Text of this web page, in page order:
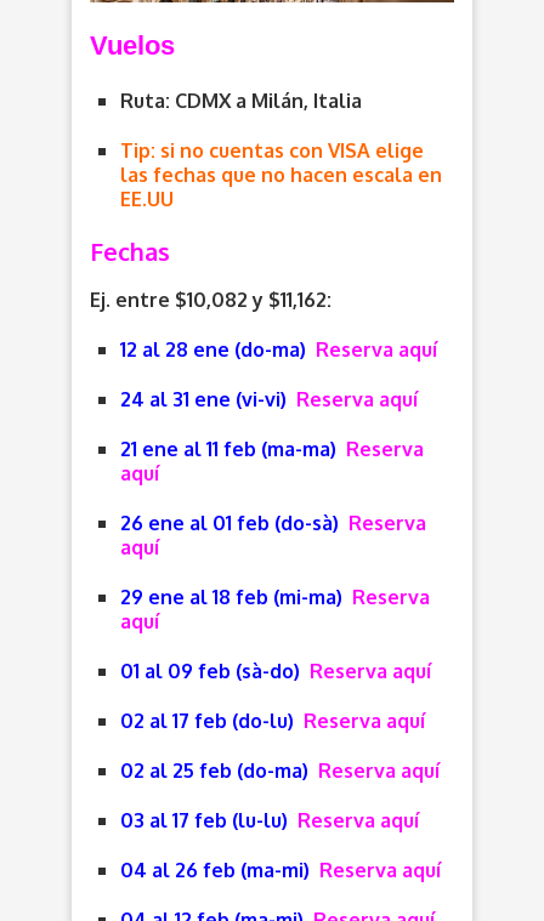
Vuelos
Ruta: CDMX a Milán, Italia
Tip: si no cuentas con VISA elige
las fechas que no hacen escala en
EE.UU
Fechas
Ej. entre $10,082 y $11,162:
12 al 28 ene (do-ma) Reserva aquí
24 al 31 ene (vi-vi) Reserva aquí
21 ene al 11 feb (ma-ma) Reserva
aquí
26 ene al 01 feb (do-sà) Reserva
aquí
29 ene al 18 feb (mi-ma) Reserva
aquí
01 al 09 feb (sà-do) Reserva aquí
02 al 17 feb (do-lu) Reserva aquí
02 al 25 feb (do-ma) Reserva aquí
03 al 17 feb (lu-lu) Reserva aquí
04 al 26 feb (ma-mi) Reserva aquí